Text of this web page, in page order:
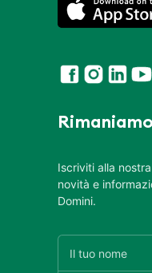
Iscriviti alla
novità e
Domini.